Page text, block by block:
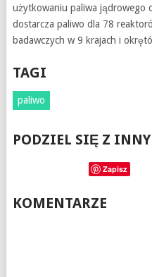
użytkowaniu paliwa jądrowego
dostarcza paliwo dla 78
badawczych w 9 krajach i
TAGI
paliwo
PODZIEL SIĘ Z
Zapisz
KOMENTARZE